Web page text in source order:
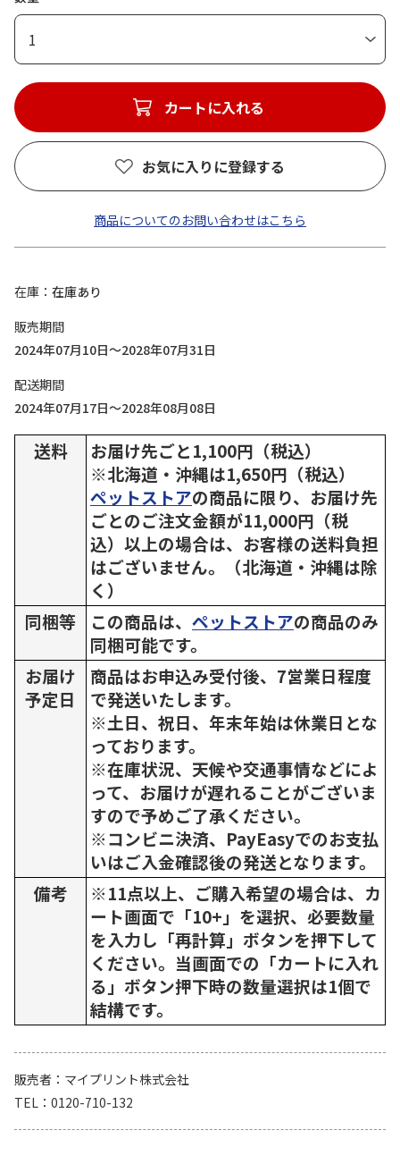
1
カートに入れる
お気に入りに登録する
商品についてのお問い合わせはこちら
在庫
在庫あり
販売期間
2024年07月10日～2028年07月31日
配送期間
2024年07月17日～2028年08月08日
送料
お届け先ごと1,100円（税込）
※北海道・沖縄は1,650円（税込）
ペットストアの商品に限り、お届け先
ごとのご注文金額が11,000円（税
込）以上の場合は、お客様の送料負担
はございません。（北海道・沖縄は除
く）
同梱等
この商品は、 ペットストアの商品のみ
同梱可能です。
お届け
予定日
商品はお申込み受付後、7営業日程度
で発送いたします。
※土日、祝日、年末年始は休業日とな
っております。
※在庫状況、天候や交通事情などによ
って、お届けが遅れることがございま
すので予めご了承ください。
※コンビニ決済、PayEasyでのお支払
いはご入金確認後の発送となります。
備考
※11点以上、ご購入希望の場合は、カ
ート画面で「10+」を選択、必要数量
を入力し「再計算」ボタンを押下して
ください。当画面での「カートに入れ
る」ボタン押下時の数量選択は1個で
結構です。
販売者
マイプリント株式会社
TEL
0120-710-132